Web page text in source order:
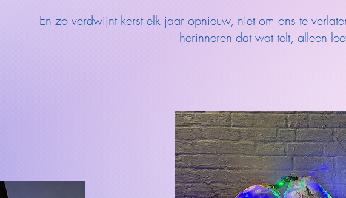
En zo verdwijnt kerst elk jaar opnieuw, niet om ons te
herinneren dat wat telt, alleen